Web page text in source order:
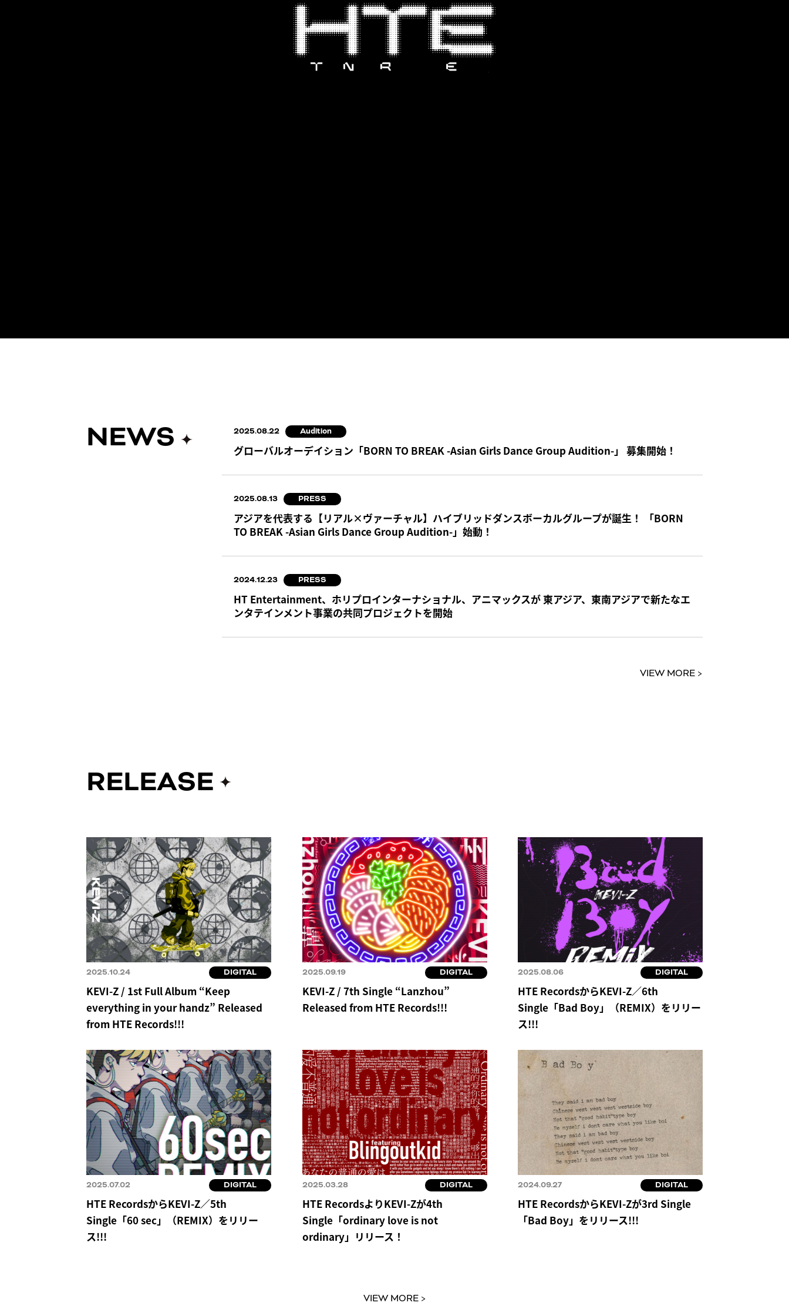
NEWS 2025.08.22 Audition
グローバルオーデイション「BORN TO BREAK -Asian Girls Dance Group Audition-」 募集開始！
2025.08.13 PRESS
アジアを代表する【リアル×ヴァーチャル】ハイブリッドダンスボーカルグループが誕生！ 「BORN
TO BREAK -Asian Girls Dance Group Audition-」始動！
2024.12.23 PRESS
HT Entertainment、ホリプロインターナショナル、アニマックスが 東アジア、東南アジアで新たなエ
ンタテインメント事業の共同プロジェクトを開始
VIEW MORE >
RELEASE
2025.10.24 DIGITAL
KEVI-Z / 1st Full Album “Keep
everything in your handz” Released
from HTE Records!!!
2025.09.19 DIGITAL
KEVI-Z / 7th Single “Lanzhou”
Released from HTE Records!!!
2025.08.06 DIGITAL
HTE RecordsからKEVI-Z／6th
Single「Bad Boy」（REMIX）をリリー
ス!!!
2025.07.02 DIGITAL
HTE RecordsからKEVI-Z／5th
Single「60 sec」（REMIX）をリリー
ス!!!
2025.03.28 DIGITAL
HTE RecordsよりKEVI-Zが4th
Single「ordinary love is not
ordinary」リリース！
2024.09.27 DIGITAL
HTE RecordsからKEVI-Zが3rd Single
「Bad Boy」をリリース!!!
VIEW MORE >